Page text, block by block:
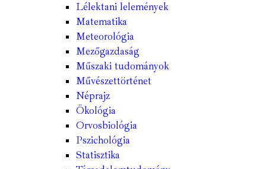
Lélektani lelemények
Matematika
Meteorológia
Mezőgazdaság
Műszaki tudományok
Művészettörténet
Néprajz
Ökológia
Orvosbiológia
Pszichológia
Statisztika